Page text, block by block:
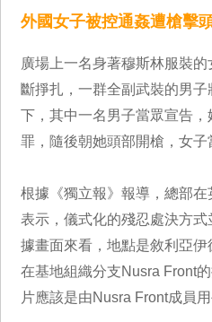
外國女子被控通姦遭槍擊
廣場上一名身著穆斯林服裝
斷掙扎，一群全副武裝的男
下，其中一名男子當眾宣告
罪，隨後朝她頭部開槍，女子
根據《獨立報》報導，總部
表示，儀式化的殘忍處決方
據畫面來看，地點是敘利亞
在基地組織分支Nusra Front
片應該是由Nusra Front成員用